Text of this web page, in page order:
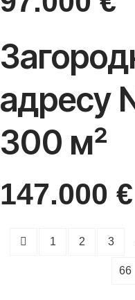
адресу
300 м²
147.000 €
1 2 3
66